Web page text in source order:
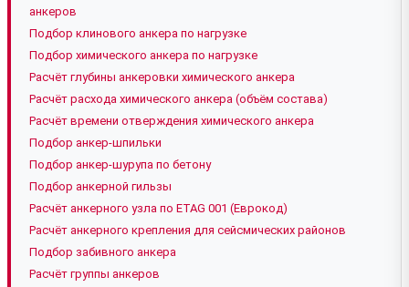
анкеров
Подбор клинового анкера по нагрузке
Подбор химического анкера по нагрузке
Расчёт глубины анкеровки химического анкера
Расчёт расхода химического анкера (объём состава)
Расчёт времени отверждения химического анкера
Подбор анкер-шпильки
Подбор анкер-шурупа по бетону
Подбор анкерной гильзы
Расчёт анкерного узла по ETAG 001 (Еврокод)
Расчёт анкерного крепления для сейсмических районов
Подбор забивного анкера
Расчёт группы анкеров